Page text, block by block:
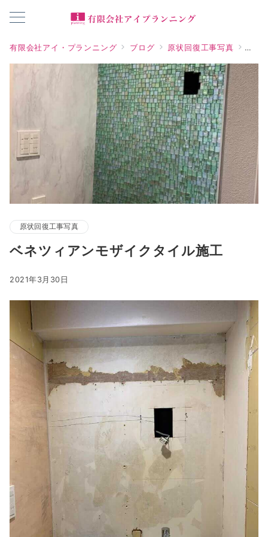
有限会社アイ・プランニング ブログ 原状回復工事写真 ベネ
原状回復工事写真
ベネツィアンモザイクタイル施工
2021年3月30日